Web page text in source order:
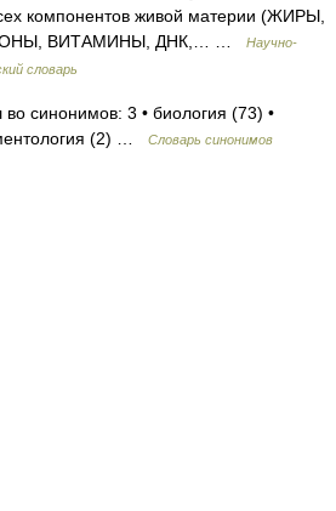
компонентов живой материи (ЖИРЫ,
ВИТАМИНЫ, ДНК,… …
Научно-
словарь
синонимов: 3 • биология (73) •
(2) …
Словарь синонимов